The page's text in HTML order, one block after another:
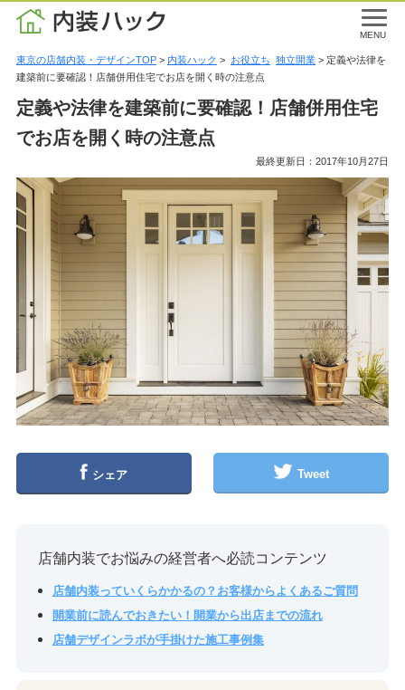
MENU
東京の店舗内装・デザインTOP> 内装ハック > お役立ち 独立開業> 定義や法律を
建築前に要確認！店舗併用住宅でお店を開く時の注意点
定義や法律を建築前に要確認！店舗併用住宅
でお店を開く時の注意点
最終更新日：2017年10月27日
シェア Tweet
店舗内装でお悩みの経営者へ必読コンテンツ
店舗内装っていくらかかるの？お客様からよくあるご質問
開業前に読んでおきたい！開業から出店までの流れ
店舗デザインラボが手掛けた施工事例集